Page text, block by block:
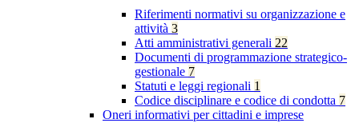
Riferimenti normativi su organizzazione e
attività 3
Atti amministrativi generali 22
Documenti di programmazione strategico-
gestionale 7
Statuti e leggi regionali 1
Codice disciplinare e codice di condotta 7
Oneri informativi per cittadini e imprese